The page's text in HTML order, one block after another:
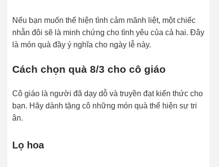
Nếu bạn muốn thể hiện tình cảm mãnh liệt, một chiếc
nhẫn đôi sẽ là minh chứng cho tình yêu của cả hai. Đây
là món quà đầy ý nghĩa cho ngày lễ này.
Cách chọn quà 8/3 cho cô giáo
Cô giáo là người đã dạy dỗ và truyền đạt kiến thức cho
bạn. Hãy dành tặng cô những món quà thể hiện sự tri
ân.
Lọ hoa